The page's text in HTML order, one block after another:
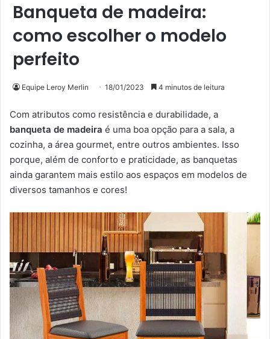
Banqueta de madeira:
como escolher o modelo
perfeito
Equipe Leroy Merlin 18/01/2023 4 minutos de leitura
Com atributos como resistência e durabilidade, a
banqueta de madeira é uma boa opção para a sala, a
cozinha, a área gourmet, entre outros ambientes. Isso
porque, além de conforto e praticidade, as banquetas
ainda garantem mais estilo aos espaços em modelos de
diversos tamanhos e cores!